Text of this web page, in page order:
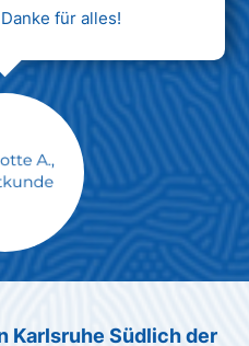
für alles!
Karlsruhe Südlich der